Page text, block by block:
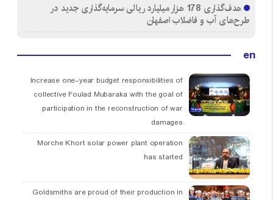
هدف‌گذاری 178 هزار میلیارد ریالی سرمایه‌گذاری جدید در
طرح‌های آب و فاضلاب اصفهان
en
Increase one-year budget responsibilities of
collective Foulad Mubaraka with the goal of
participation in the reconstruction of war
damages
Morche Khort solar power plant operation
has started
Goldsmiths are proud of their production in